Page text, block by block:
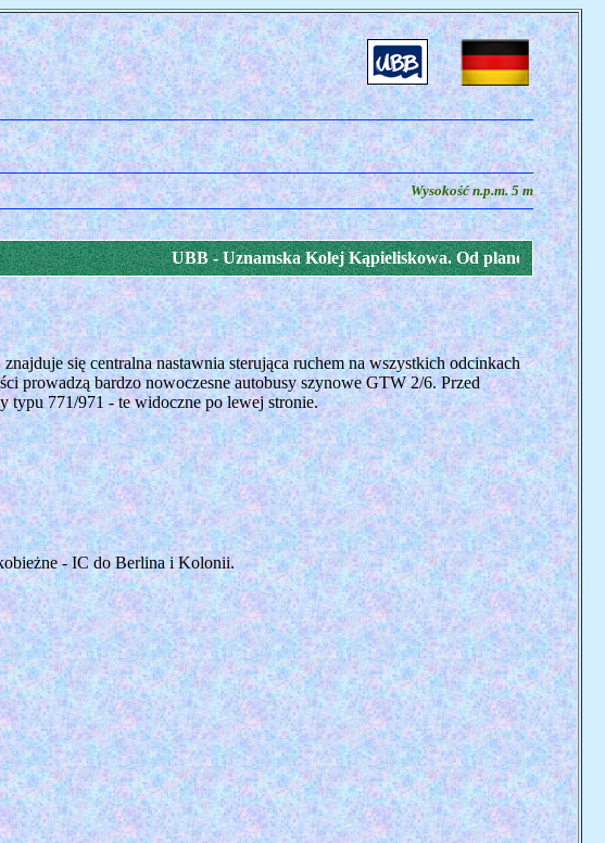
Wysokość n.p.m. 5 m
UBB - Uznamska Kolej Kąpieliskowa. Od planów likwidacji do
się centralna nastawnia sterująca ruchem na wszystkich odcinkach
prowadzą bardzo nowoczesne autobusy szynowe GTW 2/6. Przed
typu 771/971 - te widoczne po lewej stronie.
- IC do Berlina i Kolonii.